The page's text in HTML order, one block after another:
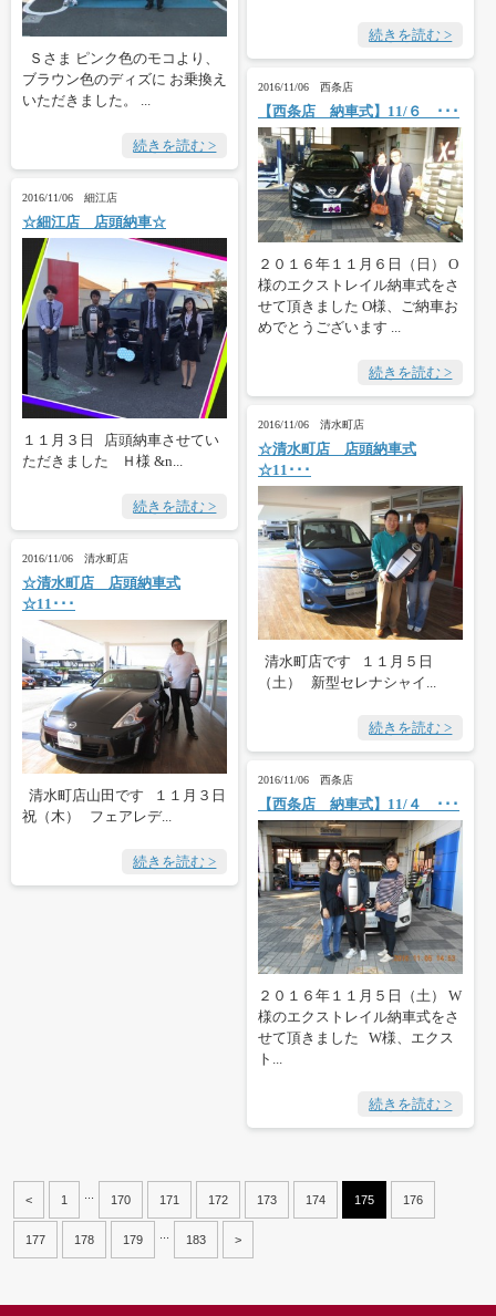
続きを読む >
Ｓさま ピンク色のモコより、
ブラウン色のディズに お乗換え
いただきました。 ...
続きを読む >
2016/11/06 西条店
【西条店 納車式】11/６ ･･･
２０１６年１１月６日（日） O
様のエクストレイル納車式をさ
せて頂きました O様、ご納車お
めでとうございます ...
続きを読む >
2016/11/06 細江店
☆細江店 店頭納車☆
１１月３日 店頭納車させてい
ただきました Ｈ様 &n...
続きを読む >
2016/11/06 清水町店
☆清水町店 店頭納車式
☆11･･･
清水町店です １１月５日
（土） 新型セレナシャイ...
続きを読む >
2016/11/06 清水町店
☆清水町店 店頭納車式
☆11･･･
清水町店山田です １１月３日
祝（木） フェアレデ...
続きを読む >
2016/11/06 西条店
【西条店 納車式】11/４ ･･･
２０１６年１１月５日（土） W
様のエクストレイル納車式をさ
せて頂きました W様、エクス
ト...
続きを読む >
< 1 170 171 172 173 174 175 176
177 178 179 183 >